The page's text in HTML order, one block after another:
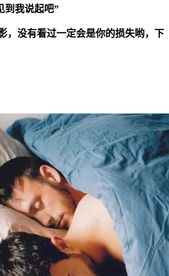
我说起吧”
，没有看过一定会是你的损失哟，下